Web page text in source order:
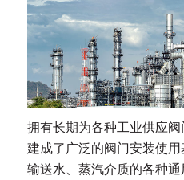
拥有长期为各种工业供应
建成了广泛的阀门安装使
输送水、蒸汽介质的各种